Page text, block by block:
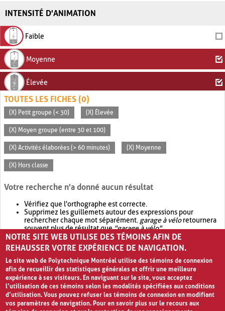
INTENSITÉ D'ANIMATION
Faible
Moyenne
Élevée
TOUTES LES FICHES (0)
(X) Petit groupe (< 30) (X) Élevée
(X) Moyen groupe (entre 30 et 100)
(X) Activités élaborées (> 60 minutes) (X) Moyenne
(X) Hors classe
Votre recherche n'a donné aucun résultat
Vérifiez que l'orthographe est correcte.
Supprimez les guillemets autour des expressions pour
rechercher chaque mot séparément. garage à véloretournera
souvent plus de résultat que"garage à vélo".
Envisagez d'élargir votre recherche avec OR.garage OR vélo
retournera souvent plus de résultat quegarage à vélo
NOTRE SITE WEB UTILISE DES TÉMOINS AFIN DE
REHAUSSER VOTRE EXPÉRIENCE DE NAVIGATION.
Le site web de Polytechnique Montréal utilise des témoins de connexion
afin de recueillir des statistiques générales et offrir une meilleure
expérience à ses visiteurs. En naviguant sur le site, vous acceptez
l’utilisation de ces témoins selon les modalités spécifiées aux conditions
d’utilisation. Vous pouvez refuser les témoins de connexion en modifiant
vos paramètres de navigation. Pour en savoir plus sur le recours aux